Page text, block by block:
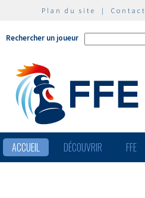
Plan du site | Contact
Rechercher un joueur
ACCUEIL DÉCOUVRIR FFE